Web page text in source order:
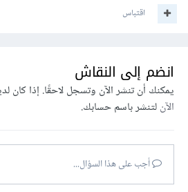
اقتباس
انضم إلى النقاش
يمكنك أن تنشر الآن وتسجل لاحقًا. إذا كان
الآنلتنشر باسم حسابك.
أجب على هذا السؤال...